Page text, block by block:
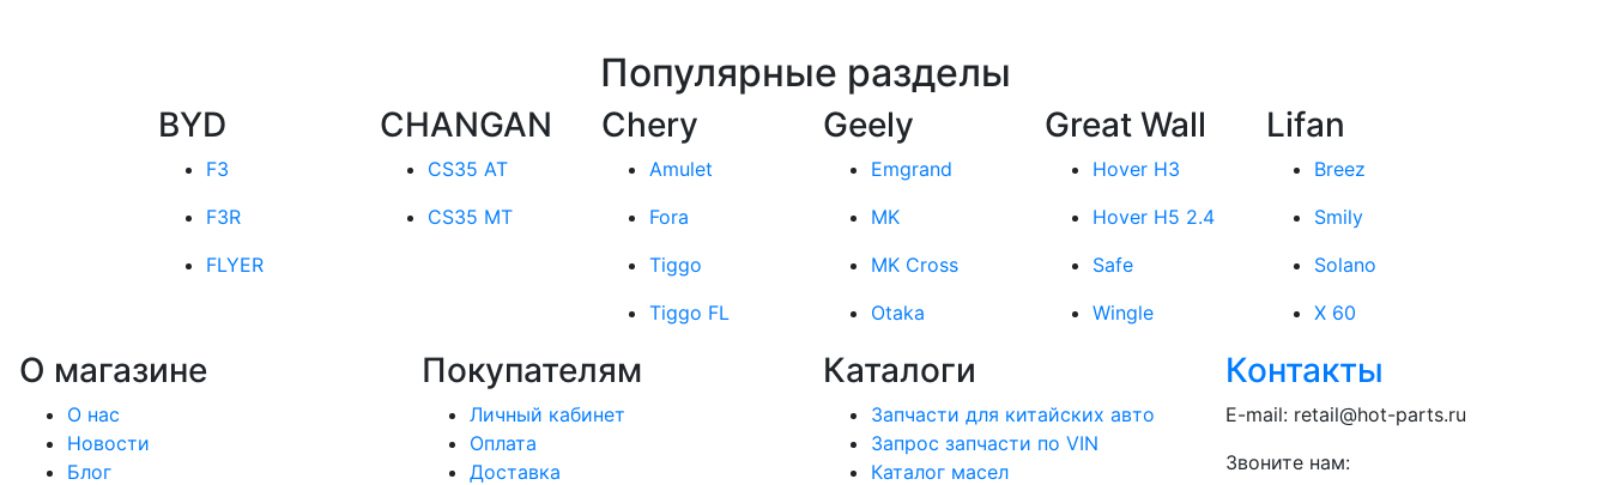
Популярные разделы
BYD
F3
F3R
FLYER
CHANGAN
CS35 AT
CS35 MT
Chery
Amulet
Fora
Tiggo
Tiggo FL
Geely
Emgrand
MK
MK Cross
Otaka
Great Wall
Hover H3
Hover H5 2.4
Safe
Wingle
Lifan
Breez
Smily
Solano
X 60
О магазине
О нас
Новости
Блог
Покупателям
Личный кабинет
Оплата
Доставка
Каталоги
Запчасти для китайских авто
Запрос запчасти по VIN
Каталог масел
Контакты
E-mail: retail@hot-parts.ru
Звоните нам: